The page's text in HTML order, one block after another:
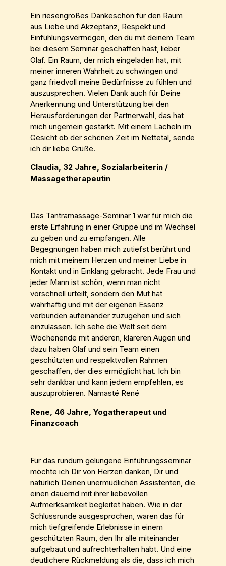
Ein riesengroßes Dankeschön für den Raum
aus Liebe und Akzeptanz, Respekt und
Einfühlungsvermögen, den du mit deinem Team
bei diesem Seminar geschaffen hast, lieber
Olaf. Ein Raum, der mich eingeladen hat, mit
meiner inneren Wahrheit zu schwingen und
ganz friedvoll meine Bedürfnisse zu fühlen und
auszusprechen. Vielen Dank auch für Deine
Anerkennung und Unterstützung bei den
Herausforderungen der Partnerwahl, das hat
mich ungemein gestärkt. Mit einem Lächeln im
Gesicht ob der schönen Zeit im Nettetal, sende
ich dir liebe Grüße.
Claudia, 32 Jahre, Sozialarbeiterin /
Massagetherapeutin
Das Tantramassage-Seminar 1 war für mich die
erste Erfahrung in einer Gruppe und im Wechsel
zu geben und zu empfangen. Alle
Begegnungen haben mich zutiefst berührt und
mich mit meinem Herzen und meiner Liebe in
Kontakt und in Einklang gebracht. Jede Frau und
jeder Mann ist schön, wenn man nicht
vorschnell urteilt, sondern den Mut hat
wahrhaftig und mit der eigenen Essenz
verbunden aufeinander zuzugehen und sich
einzulassen. Ich sehe die Welt seit dem
Wochenende mit anderen, klareren Augen und
dazu haben Olaf und sein Team einen
geschützten und respektvollen Rahmen
geschaffen, der dies ermöglicht hat. Ich bin
sehr dankbar und kann jedem empfehlen, es
auszuprobieren. Namasté René
Rene, 46 Jahre, Yogatherapeut und
Finanzcoach
Für das rundum gelungene Einführungsseminar
möchte ich Dir von Herzen danken, Dir und
natürlich Deinen unermüdlichen Assistenten, die
einen dauernd mit ihrer liebevollen
Aufmerksamkeit begleitet haben. Wie in der
Schlussrunde ausgesprochen, waren das für
mich tiefgreifende Erlebnisse in einem
geschützten Raum, den Ihr alle miteinander
aufgebaut und aufrechterhalten habt. Und eine
deutlichere Rückmeldung als die, dass ich mich